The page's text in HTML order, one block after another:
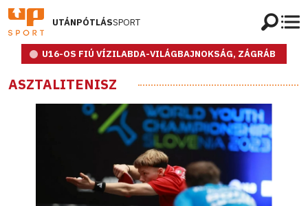
UTÁNPÓTLÁSSPORT
U16-OS FIÚ VÍZILABDA-VILÁGBAJNOKSÁG, ZÁGRÁB
ASZTALITENISZ